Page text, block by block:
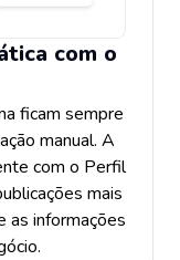
com o
ficam sempre
manual. A
com o Perfil
mais
as informações